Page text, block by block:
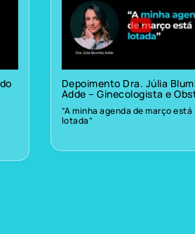
Depoimento Dra. Júlia
Adde – Ginecologista e
“A minha agenda de março está
lotada”